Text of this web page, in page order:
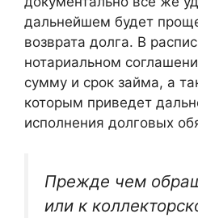
дальнейшем будет
возврата долга. В
нотариальном
сумму и срок займа, а
которым приведет
исполнения долговых
Прежде чем
или к